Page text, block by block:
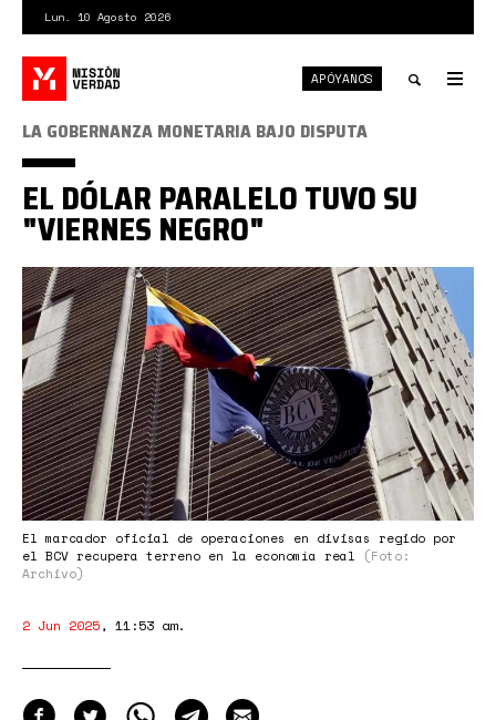
contenido
principal
Lun. 10 Agosto 2026
APÓYANOS
BCV
Venezuela.jpg
El marcador oficial de operaciones en divisas regido por
el BCV recupera terreno en la economía real
(Foto:
Archivo)
LA GOBERNANZA MONETARIA BAJO DISPUTA
EL DÓLAR PARALELO TUVO SU
"VIERNES NEGRO"
2 Jun 2025, 11:53 am.